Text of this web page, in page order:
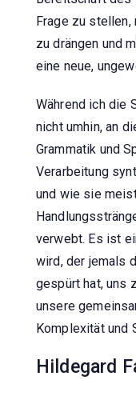
Frage zu
zu drängen und
eine neue,
Während ich die
nicht umhin, an
Grammatik und
Verarbeitung
und wie sie
verwebt. Es ist
wird, der jemals
gespürt hat, uns
unsere
Komplexität und
Hildegard